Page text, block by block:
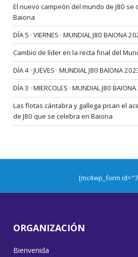
El nuevo campeón del mundo de J80
Baiona
DÍA 5 · VIERNES · MUNDIAL J80 BAIONA
Cambio de líder en la recta final del
DÍA 4 · JUEVES · MUNDIAL J80 BAIONA
DÍA 3 · MIERCOLES · MUNDIAL J80
Las flotas cántabra y gallega pisan el
de J80 que se celebra en Baiona
[mc4wp_form
ORGANIZACIÓN
Bienvenida